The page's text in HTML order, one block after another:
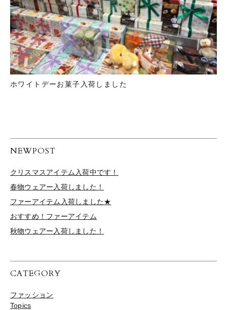
ホワイトデーお菓子入荷しました
NEWPOST
クリスマスアイテム入荷中です！
春物ウェアー入荷しました！
ファーアイテム入荷しました★
おすすめ！ファーアイテム
秋物ウェアー入荷しました！
CATEGORY
ファッション
Topics